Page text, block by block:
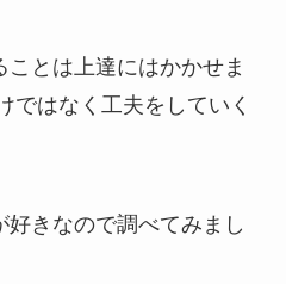
とは上達にはかかせま
ではなく工夫をしていく
きなので調べてみまし